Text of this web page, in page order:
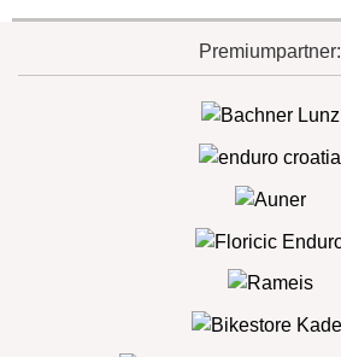
Premiumpartner: